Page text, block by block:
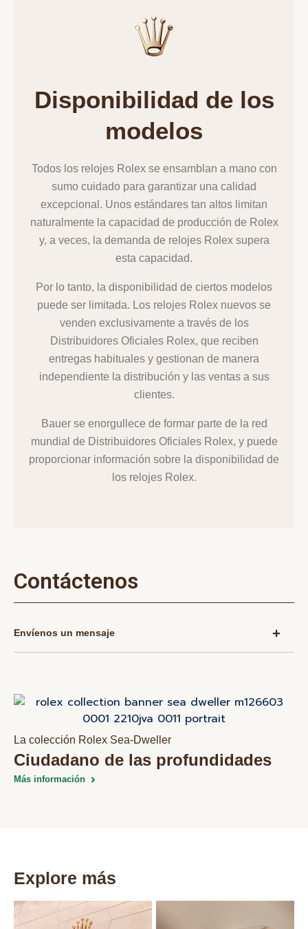
Disponibilidad de los
modelos
Todos los relojes Rolex se ensamblan a mano con
sumo cuidado para garantizar una calidad
excepcional. Unos estándares tan altos limitan
naturalmente la capacidad de producción de Rolex
y, a veces, la demanda de relojes Rolex supera
esta capacidad.
Por lo tanto, la disponibilidad de ciertos modelos
puede ser limitada. Los relojes Rolex nuevos se
venden exclusivamente a través de los
Distribuidores Oficiales Rolex, que reciben
entregas habituales y gestionan de manera
independiente la distribución y las ventas a sus
clientes.
Bauer se enorgullece de formar parte de la red
mundial de Distribuidores Oficiales Rolex, y puede
proporcionar información sobre la disponibilidad de
los relojes Rolex.
Contáctenos
Envíenos un mensaje
La colección Rolex Sea‑Dweller
Ciudadano de las profundidades
Más información
Explore más